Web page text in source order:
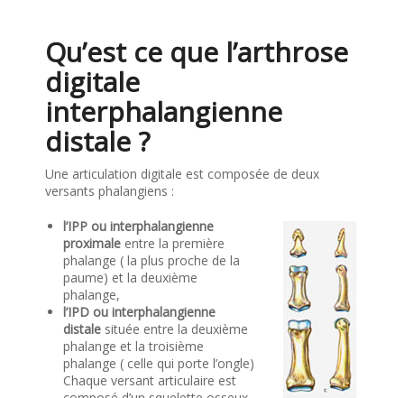
Qu’est ce que l’arthrose
digitale
interphalangienne
distale ?
Une articulation digitale est composée de deux
versants phalangiens :
l’IPP ou interphalangienne
proximale entre la première
phalange ( la plus proche de la
paume) et la deuxième
phalange,
l’IPD ou interphalangienne
distale située entre la deuxième
phalange et la troisième
phalange ( celle qui porte l’ongle)
Chaque versant articulaire est